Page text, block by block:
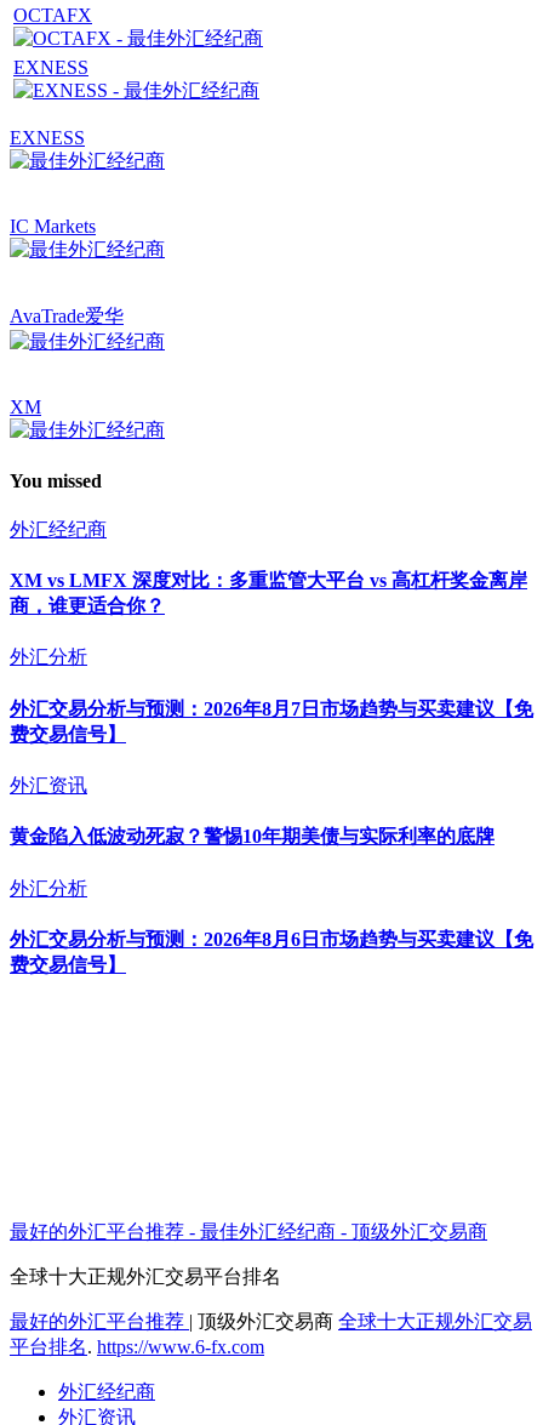
OCTAFX
EXNESS
EXNESS
IC Markets
AvaTrade爱华
XM
You missed
外汇经纪商
XM vs LMFX 深度对比：多重监管大平台 vs 高杠杆奖金离岸
商，谁更适合你？
外汇分析
外汇交易分析与预测：2026年8月7日市场趋势与买卖建议【免
费交易信号】
外汇资讯
黄金陷入低波动死寂？警惕10年期美债与实际利率的底牌
外汇分析
外汇交易分析与预测：2026年8月6日市场趋势与买卖建议【免
费交易信号】
最好的外汇平台推荐 - 最佳外汇经纪商 - 顶级外汇交易商
全球十大正规外汇交易平台排名
最好的外汇平台推荐 | 顶级外汇交易商 全球十大正规外汇交易
平台排名. https://www.6-fx.com
外汇经纪商
外汇资讯